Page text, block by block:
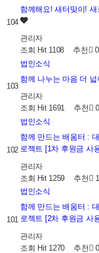
104
함께해요! 새터맞이!
관리자
조회 Hit 1108 추천 0
103
법인소식
함께 나누는 마음 더
관리자
조회 Hit 1691 추천 0
102
법인소식
함께 만드는 배움터 :
로젝트 [1차 후원금 사
관리자
조회 Hit 1259 추천 1
101
법인소식
함께 만드는 배움터 :
로젝트 [2차 후원금 사
관리자
조회 Hit 1270 추천 0